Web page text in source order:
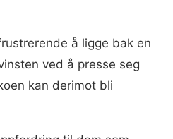
å ligge bak en
ved å presse seg
kan derimot bli